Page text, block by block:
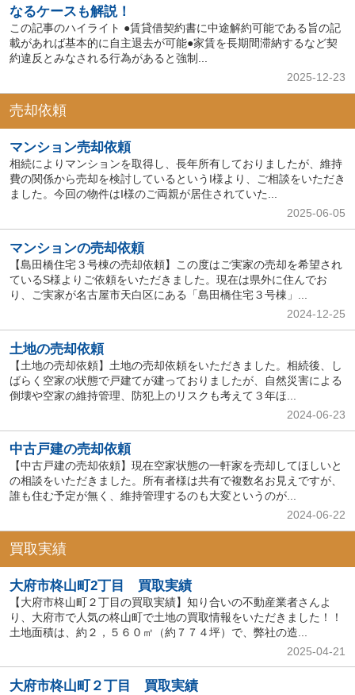
なるケースも解説！
この記事のハイライト ●賃貸借契約書に中途解約可能である旨の記
載があれば基本的に自主退去が可能●家賃を長期間滞納するなど契
約違反とみなされる行為があると強制...
2025-12-23
売却依頼
マンション売却依頼
相続によりマンションを取得し、長年所有しておりましたが、維持
費の関係から売却を検討しているというI様より、ご相談をいただき
ました。今回の物件はI様のご両親が居住されていた...
2025-06-05
マンションの売却依頼
【島田橋住宅３号棟の売却依頼】この度はご実家の売却を希望され
ているS様よりご依頼をいただきました。現在は県外に住んでお
り、ご実家が名古屋市天白区にある「島田橋住宅３号棟」...
2024-12-25
土地の売却依頼
【土地の売却依頼】土地の売却依頼をいただきました。相続後、し
ばらく空家の状態で戸建てが建っておりましたが、自然災害による
倒壊や空家の維持管理、防犯上のリスクも考えて３年ほ...
2024-06-23
中古戸建の売却依頼
【中古戸建の売却依頼】現在空家状態の一軒家を売却してほしいと
の相談をいただきました。所有者様は共有で複数名お見えですが、
誰も住む予定が無く、維持管理するのも大変というのが...
2024-06-22
買取実績
大府市柊山町2丁目 買取実績
【大府市柊山町２丁目の買取実績】知り合いの不動産業者さんよ
り、大府市で人気の柊山町で土地の買取情報をいただきました！！
土地面積は、約２，５６０㎡（約７７４坪）で、弊社の造...
2025-04-21
大府市柊山町２丁目 買取実績